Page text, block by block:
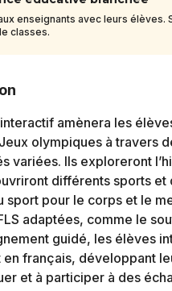
enseignants avec leurs élèves.
classes.
amènera les
olympiques à travers
variées. Ils exploreront
différents sports et
sport pour le corps et le
adaptées, comme le
guidé, les élèves
en français, développant
et à participer à des